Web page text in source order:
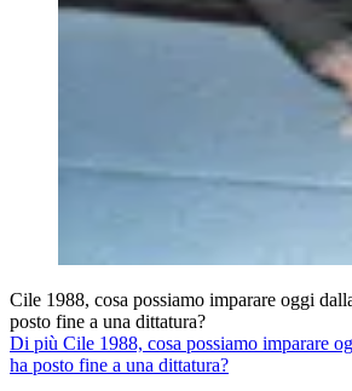
Cile 1988, cosa possiamo imparare oggi
posto fine a una dittatura?
Di più Cile 1988, cosa possiamo imparare
ha posto fine a una dittatura?